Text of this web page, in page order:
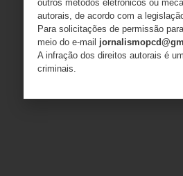
outros métodos eletrônicos ou
autorais, de acordo com a
Para solicitações de permissão
meio do e-mail
A infração dos direitos autorais é
criminais.